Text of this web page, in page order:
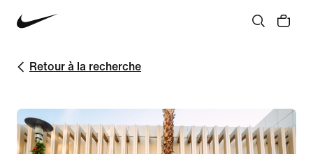
Retour à la recherche